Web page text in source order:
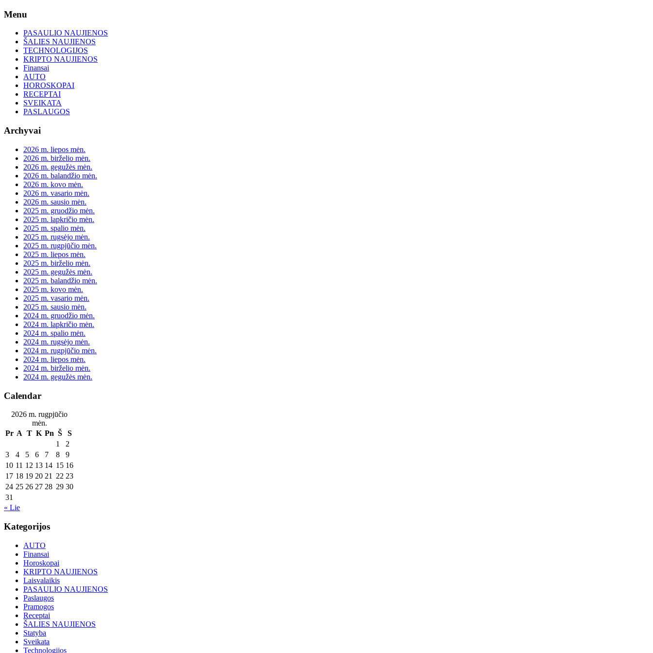
Skip
content
Menu
PASAULIO NAUJIENOS
ŠALIES NAUJIENOS
TECHNOLOGIJOS
KRIPTO NAUJIENOS
Finansai
AUTO
HOROSKOPAI
RECEPTAI
SVEIKATA
PASLAUGOS
Archyvai
2026 m. liepos mėn.
2026 m. birželio mėn.
2026 m. gegužės mėn.
2026 m. balandžio mėn.
2026 m. kovo mėn.
2026 m. vasario mėn.
2026 m. sausio mėn.
2025 m. gruodžio mėn.
2025 m. lapkričio mėn.
2025 m. spalio mėn.
2025 m. rugsėjo mėn.
2025 m. rugpjūčio mėn.
2025 m. liepos mėn.
2025 m. birželio mėn.
2025 m. gegužės mėn.
2025 m. balandžio mėn.
2025 m. kovo mėn.
2025 m. vasario mėn.
2025 m. sausio mėn.
2024 m. gruodžio mėn.
2024 m. lapkričio mėn.
2024 m. spalio mėn.
2024 m. rugsėjo mėn.
2024 m. rugpjūčio mėn.
2024 m. liepos mėn.
2024 m. birželio mėn.
2024 m. gegužės mėn.
Calendar
2026 m. rugpjūčio
mėn.
Pr A T K Pn Š
S
1
2
3
4 5 6 7 8
9
10 11 12 13 14 15 16
17 18 19 20 21 22 23
24 25 26 27 28 29 30
31
« Lie
Kategorijos
AUTO
Finansai
Horoskopai
KRIPTO NAUJIENOS
Laisvalaikis
PASAULIO NAUJIENOS
Paslaugos
Pramogos
Receptai
ŠALIES NAUJIENOS
Statyba
Sveikata
Technologijos